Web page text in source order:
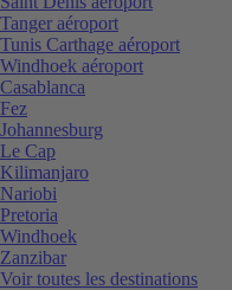
Tanger aéroport
Tunis Carthage aéroport
Windhoek aéroport
Casablanca
Fez
Johannesburg
Le Cap
Kilimanjaro
Nariobi
Pretoria
Windhoek
Zanzibar
Voir toutes les destinations